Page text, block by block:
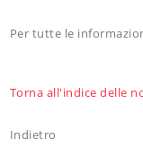
Per tutte le
Torna all'indice delle
Indietro